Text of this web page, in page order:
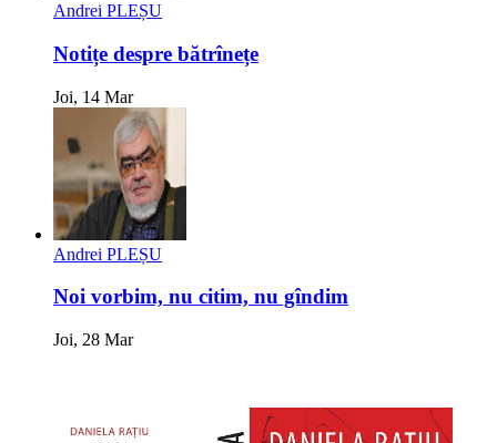
Andrei PLEȘU
Notițe despre bătrînețe
Joi, 14 Mar
Andrei PLEȘU
Noi vorbim, nu citim, nu gîndim
Joi, 28 Mar